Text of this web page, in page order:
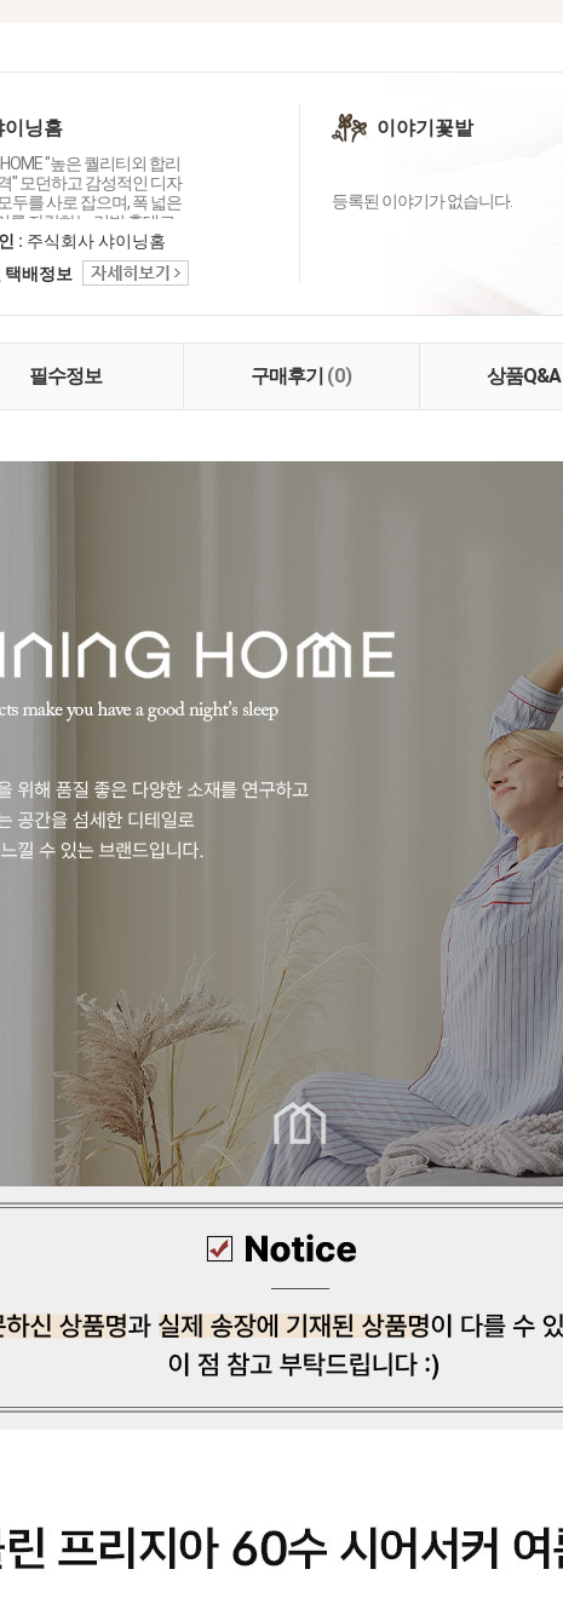
이닝홈
"높은 퀄리티외 합리
" 모던하고 감성적인 디자
두를 사로 잡으며, 폭 넓은
를 자랑하는 리빙 홈데코
샤이닝홈입니다.
: 주식회사 샤이닝홈
택배정보
이야기꽃밭
등록된 이야기가 없습니다.
필수정보 구매후기 (0) 상품Q&A